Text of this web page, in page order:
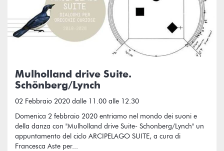
Mulholland drive Suite.
Schönberg/Lynch
02 Febbraio 2020 dalle 11.00 alle 12.30
Domenica 2 febbraio 2020 entriamo nel mondo dei suoni e
della danza con "Mulholland drive Suite- Schonberg/Lynch" un
appuntamento del ciclo ARCIPELAGO SUITE, a cura di
Francesca Aste per...